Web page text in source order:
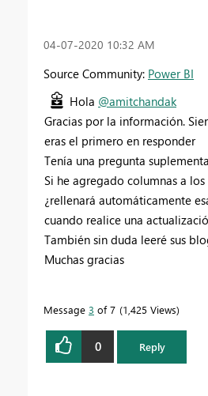
‎04-07-2020 10:32 AM
Source Community: Power BI
Hola @amitchandak
Gracias por la información.
eras el primero en responder
Tenía una pregunta
Si he agregado columnas a
¿rellenará automáticamente
cuando realice una
También sin duda leeré sus
Muchas gracias
Message 3 of 7 1,425 Views
0 Reply